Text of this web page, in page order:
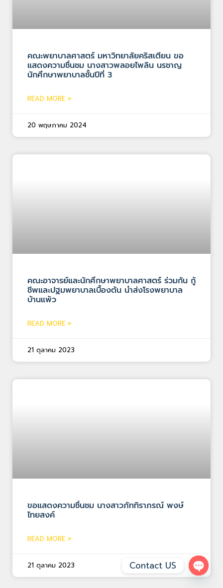
คณะพยาบาลศาสตร์ มหาวิทยาลัยคริสเตียน ขอ
แสดงความชื่นชม นางสาวพลอยไพลิน นรชาญ
นักศึกษาพยาบาลชั้นปีที่ 3
READ MORE »
20 พฤษภาคม 2024
คณะอาจารย์และนักศึกษาพยาบาลศาสตร์ ร่วมกัน กู้
ชีพและปฐมพยาบาลเบื้องต้น นำส่งโรงพยาบาล
บ้านแพ้ว
READ MORE »
21 ตุลาคม 2023
ขอแสดงความชื่นชม นางสาวภัททิราภรณ์ พงษ์
ไทยสงค์
READ MORE »
21 ตุลาคม 2023 Contact US
Open